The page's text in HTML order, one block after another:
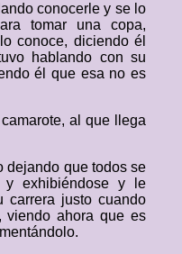
conocerle y se lo
tomar una copa,
conoce, diciendo él
hablando con su
él que esa no es
al que llega
dejando que todos se
exhibiéndose y le
carrera justo cuando
viendo ahora que es